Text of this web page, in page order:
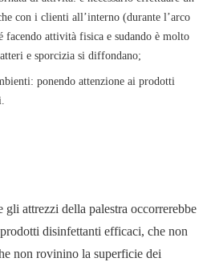
con i clienti all’interno (durante l’arco
facendo attività fisica e sudando è molto
e sporcizia si diffondano;
ponendo attenzione ai prodotti
attrezzi della palestra occorrerebbe
disinfettanti efficaci, che non
non rovinino la superficie dei